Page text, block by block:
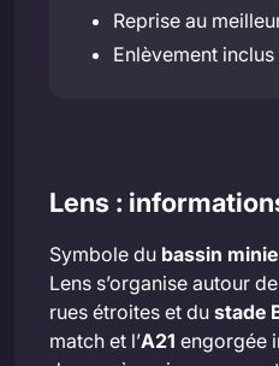
Reprise au
Enlèvement
Lens :
Symbole du bassin
Lens s’organise autour
rues étroites et du stade
match et l’A21 engorgée